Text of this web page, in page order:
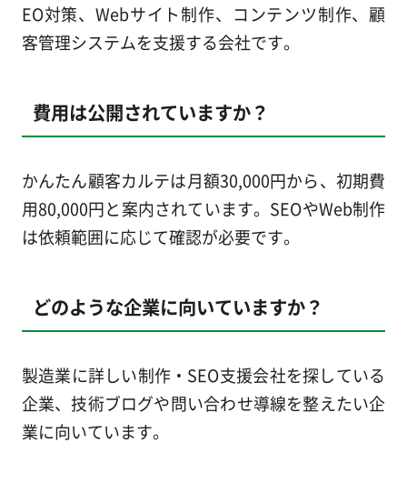
EO対策、Webサイト制作、コンテンツ制作、顧
客管理システムを支援する会社です。
費用は公開されていますか？
かんたん顧客カルテは月額30,000円から、初期費
用80,000円と案内されています。SEOやWeb制作
は依頼範囲に応じて確認が必要です。
どのような企業に向いていますか？
製造業に詳しい制作・SEO支援会社を探している
企業、技術ブログや問い合わせ導線を整えたい企
業に向いています。